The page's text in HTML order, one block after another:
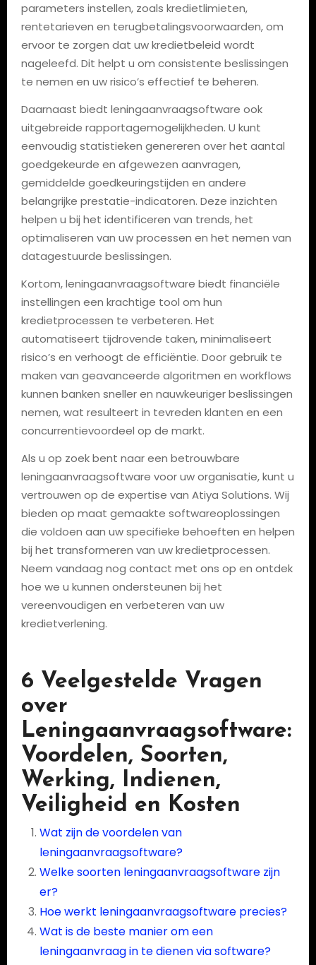
parameters instellen, zoals kredietlimieten,
rentetarieven en terugbetalingsvoorwaarden, om
ervoor te zorgen dat uw kredietbeleid wordt
nageleefd. Dit helpt u om consistente beslissingen
te nemen en uw risico’s effectief te beheren.
Daarnaast biedt leningaanvraagsoftware ook
uitgebreide rapportagemogelijkheden. U kunt
eenvoudig statistieken genereren over het aantal
goedgekeurde en afgewezen aanvragen,
gemiddelde goedkeuringstijden en andere
belangrijke prestatie-indicatoren. Deze inzichten
helpen u bij het identificeren van trends, het
optimaliseren van uw processen en het nemen van
datagestuurde beslissingen.
Kortom, leningaanvraagsoftware biedt financiële
instellingen een krachtige tool om hun
kredietprocessen te verbeteren. Het
automatiseert tijdrovende taken, minimaliseert
risico’s en verhoogt de efficiëntie. Door gebruik te
maken van geavanceerde algoritmen en workflows
kunnen banken sneller en nauwkeuriger beslissingen
nemen, wat resulteert in tevreden klanten en een
concurrentievoordeel op de markt.
Als u op zoek bent naar een betrouwbare
leningaanvraagsoftware voor uw organisatie, kunt u
vertrouwen op de expertise van Atiya Solutions. Wij
bieden op maat gemaakte softwareoplossingen
die voldoen aan uw specifieke behoeften en helpen
bij het transformeren van uw kredietprocessen.
Neem vandaag nog contact met ons op en ontdek
hoe we u kunnen ondersteunen bij het
vereenvoudigen en verbeteren van uw
kredietverlening.
6 Veelgestelde Vragen
over
Leningaanvraagsoftware:
Voordelen, Soorten,
Werking, Indienen,
Veiligheid en Kosten
Wat zijn de voordelen van
leningaanvraagsoftware?
Welke soorten leningaanvraagsoftware zijn
er?
Hoe werkt leningaanvraagsoftware precies?
Wat is de beste manier om een
leningaanvraag in te dienen via software?